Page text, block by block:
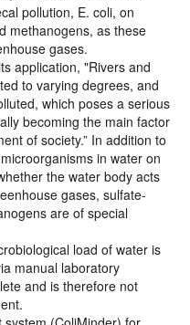
pollution, E. coli, on
methanogens, as these
gases.
application, "Rivers and
to varying degrees, and
which poses a serious
becoming the main factor
of society.” In addition to
in water on
the water body acts
gases, sulfate-
are of special
load of water is
manual laboratory
and is therefore not